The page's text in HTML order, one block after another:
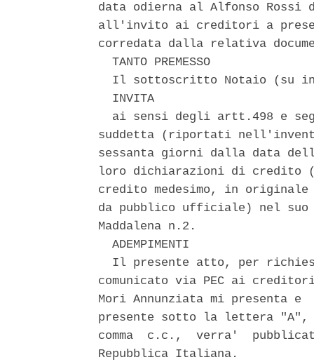
data odierna al Alfonso
all'invito ai creditori a
corredata dalla relativa
  TANTO PREMESSO
Il sottoscritto Notaio (su
  INVITA
ai sensi degli artt.498 e
suddetta (riportati
sessanta giorni dalla data
loro dichiarazioni di
credito medesimo, in
da pubblico ufficiale) nel
Maddalena n.2.
  ADEMPIMENTI
Il presente atto, per
comunicato via PEC ai
Mori Annunziata mi
presente sotto la lettera
comma  c.c.,  verra'
Repubblica Italiana.